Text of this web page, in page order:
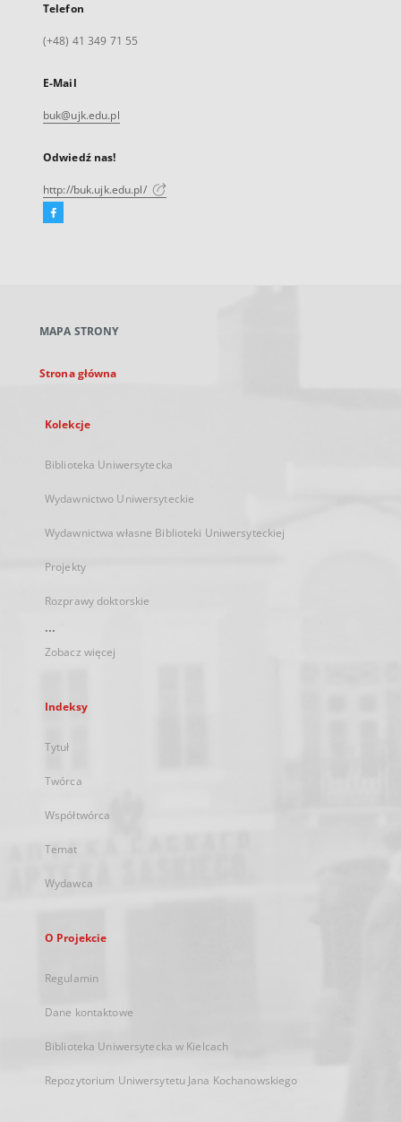
Telefon
(+48) 41 349 71 55
E-Mail
buk@ujk.edu.pl
Odwiedź nas!
http://buk.ujk.edu.pl/
Facebook
karcie
MAPA STRONY
Strona główna
Kolekcje
Biblioteka Uniwersytecka
Wydawnictwo Uniwersyteckie
Wydawnictwa własne Biblioteki Uniwersyteckiej
Projekty
Rozprawy doktorskie
...
Zobacz więcej
Indeksy
Tytuł
Twórca
Współtwórca
Temat
Wydawca
O Projekcie
Regulamin
Dane kontaktowe
Biblioteka Uniwersytecka w Kielcach
Repozytorium Uniwersytetu Jana Kochanowskiego